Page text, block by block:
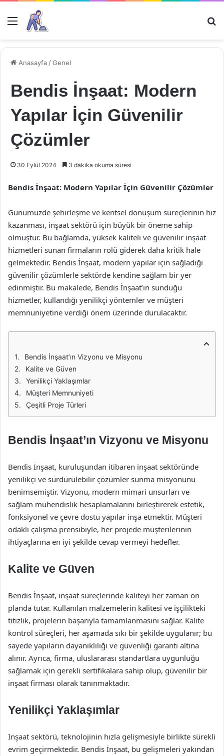
Menü
Anasayfa /Genel
Bendis İnşaat: Modern
Yapılar İçin Güvenilir
Çözümler
30 Eylül 2024 3 dakika okuma süresi
Bendis İnşaat: Modern Yapılar İçin Güvenilir Çözümler
Günümüzde şehirleşme ve kentsel dönüşüm süreçlerinin hız
kazanması, inşaat sektörü için büyük bir öneme sahip
olmuştur. Bu bağlamda, yüksek kaliteli ve güvenilir inşaat
hizmetleri sunan firmaların rolü giderek daha kritik hale
gelmektedir. Bendis İnşaat, modern yapılar için sağladığı
güvenilir çözümlerle sektörde kendine sağlam bir yer
edinmiştir. Bu makalede, Bendis İnşaat’ın sunduğu
hizmetler, kullandığı yenilikçi yöntemler ve müşteri
memnuniyetine verdiği önem üzerinde durulacaktır.
Bendis İnşaat’ın Vizyonu ve Misyonu
Kalite ve Güven
Yenilikçi Yaklaşımlar
Müşteri Memnuniyeti
Çeşitli Proje Türleri
Bendis İnşaat’ın Vizyonu ve Misyonu
Bendis İnşaat, kuruluşundan itibaren inşaat sektöründe
yenilikçi ve sürdürülebilir çözümler sunma misyonunu
benimsemiştir. Vizyonu, modern mimari unsurları ve
sağlam mühendislik hesaplamalarını birleştirerek estetik,
fonksiyonel ve çevre dostu yapılar inşa etmektir. Müşteri
odaklı çalışma prensibiyle, her projede müşterilerinin
ihtiyaçlarına en iyi şekilde cevap vermeyi hedefler.
Kalite ve Güven
Bendis İnşaat, inşaat süreçlerinde kaliteyi her zaman ön
planda tutar. Kullanılan malzemelerin kalitesi ve işçilikteki
titizlik, projelerin başarıyla tamamlanmasını sağlar. Kalite
kontrol süreçleri, her aşamada sıkı bir şekilde uygulanır; bu
sayede yapıların dayanıklılığı ve güvenliği garanti altına
alınır. Ayrıca, firma, uluslararası standartlara uygunluğu
sağlamak için gerekli sertifikalara sahip olup, güvenilir bir
inşaat firması olarak tanınmaktadır.
Yenilikçi Yaklaşımlar
Inşaat sektörü, teknolojinin hızla gelişmesiyle birlikte sürekli
evrim geçirmektedir. Bendis İnşaat, bu gelişmeleri yakından